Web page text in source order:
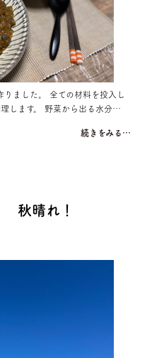
ました。 全ての材料を投入し
します。 野菜から出る水分…
続きをみる…
秋晴れ！